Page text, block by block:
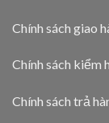
Chính sách giao
Chính sách kiểm
Chính sách trả